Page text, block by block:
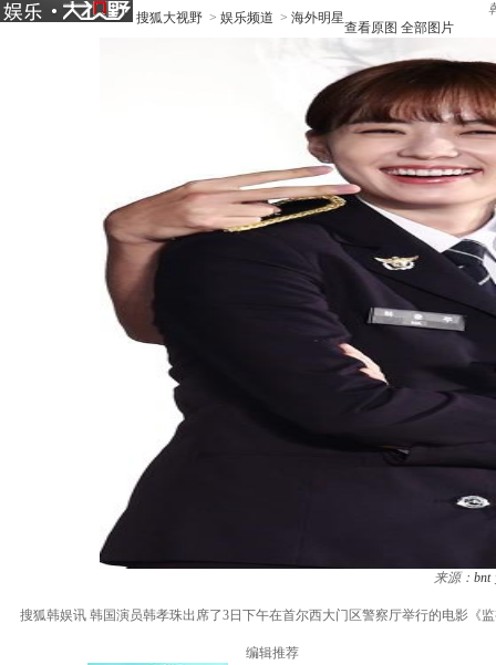
搜狐大视野 > 娱乐频道 > 海外明星
查看原图 全部图片
来源： bnt
搜狐韩娱讯 韩国演员韩孝珠出席了3日下午在首尔西大门区警察厅举行的电影《
编辑推荐